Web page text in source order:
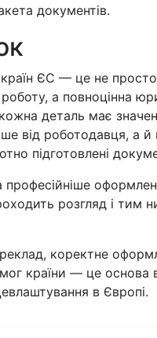
документів.
країн ЄС — це не просто
а повноцінна
деталь має
від роботодавця, а й
підготовлені
розгляд і тим
коректне
країни — це основа
в Європі.